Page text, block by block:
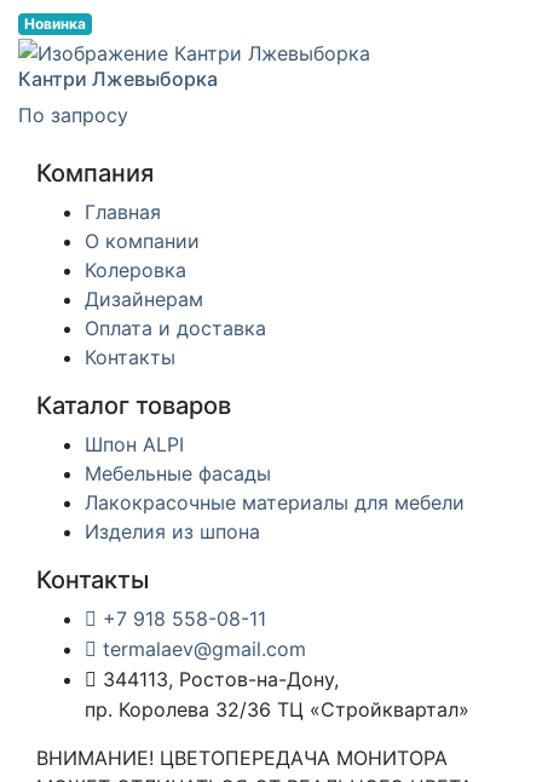
Новинка
Кантри Лжевыборка
По запросу
Компания
Главная
О компании
Колеровка
Дизайнерам
Оплата и доставка
Контакты
Каталог товаров
Шпон ALPI
Мебельные фасады
Лакокрасочные материалы для мебели
Изделия из шпона
Контакты
+7 918 558-08-11
termalaev@gmail.com
344113, Ростов-на-Дону,
пр. Королева 32/36 ТЦ «Стройквартал»
ВНИМАНИЕ! ЦВЕТОПЕРЕДАЧА МОНИТОРА